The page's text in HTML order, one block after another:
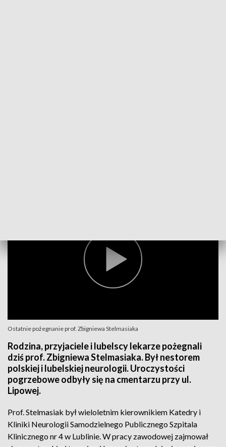
Ostatnie pożegnanie prof. Zbigniewa Stelmasiaka
Rodzina, przyjaciele i lubelscy lekarze pożegnali
dziś prof. Zbigniewa Stelmasiaka. Był nestorem
polskiej i lubelskiej neurologii. Uroczystości
pogrzebowe odbyły się na cmentarzu przy ul.
Lipowej.
Prof. Stelmasiak był wieloletnim kierownikiem Katedry i
Kliniki Neurologii Samodzielnego Publicznego Szpitala
Klinicznego nr 4 w Lublinie. W pracy zawodowej zajmował